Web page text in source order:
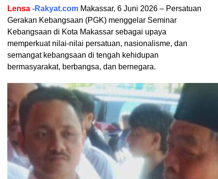
Lensa -Rakyat.com Makassar, 6 Juni 2026 – Persatuan
Gerakan Kebangsaan (PGK) menggelar Seminar
Kebangsaan di Kota Makassar sebagai upaya
memperkuat nilai-nilai persatuan, nasionalisme, dan
semangat kebangsaan di tengah kehidupan
bermasyarakat, berbangsa, dan bernegara.